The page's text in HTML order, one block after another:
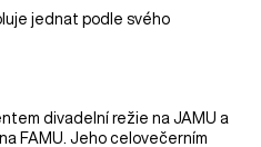
jednat podle svého
divadelní režie na JAMU a
FAMU. Jeho celovečerním